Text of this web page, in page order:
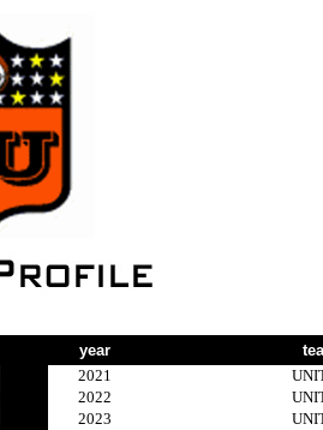
year
2021
2022
2023